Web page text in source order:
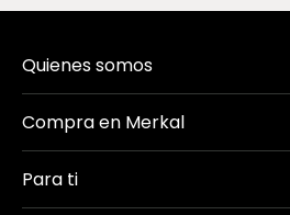
Quienes somos
Compra en Merkal
Para ti